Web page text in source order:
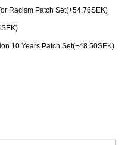
Racism Patch Set(+54.76SEK)
10 Years Patch Set(+48.50SEK)